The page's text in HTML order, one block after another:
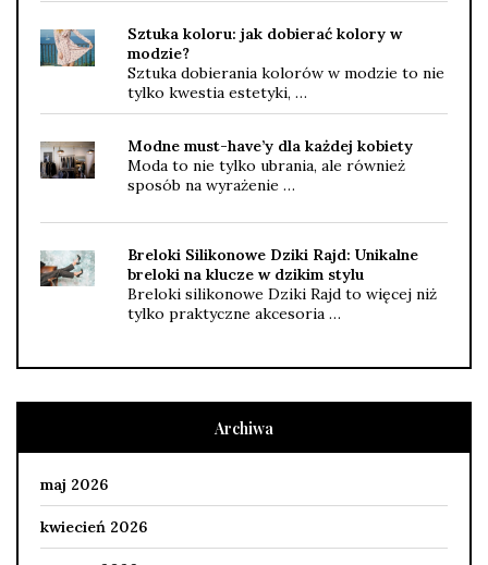
Sztuka koloru: jak dobierać kolory w
modzie?
Sztuka dobierania kolorów w modzie to nie
tylko kwestia estetyki, …
Modne must-have’y dla każdej kobiety
Moda to nie tylko ubrania, ale również
sposób na wyrażenie …
Breloki Silikonowe Dziki Rajd: Unikalne
breloki na klucze w dzikim stylu
Breloki silikonowe Dziki Rajd to więcej niż
tylko praktyczne akcesoria …
Archiwa
maj 2026
kwiecień 2026